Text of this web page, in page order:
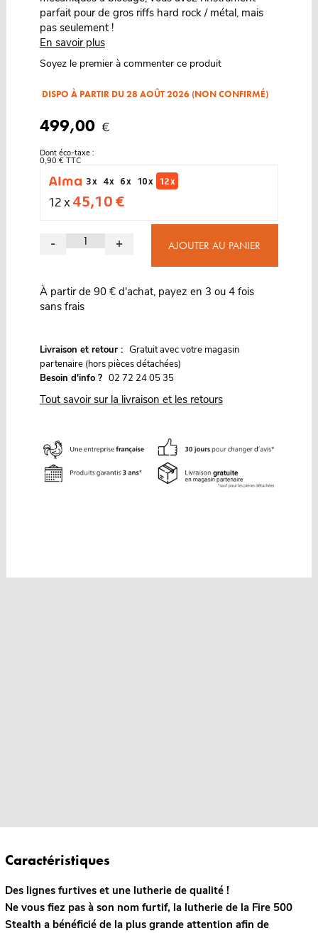
parfait pour de gros riffs hard rock / métal, mais
pas seulement !
En savoir plus
Soyez le premier à commenter ce produit
DISPO À PARTIR DU 28 AOÛT 2026 (NON CONFIRMÉ)
499,00 €
Dont éco-taxe :
0,90 € TTC
3 x
4 x 6 x 10 x 12 x
12 x 45,10 €
- + AJOUTER AU PANIER
À partir de 90 € d'achat, payez en 3 ou 4 fois
sans frais
Livraison et retour : Gratuit avec votre magasin
partenaire (hors pièces détachées)
Besoin d'info ? 02 72 24 05 35
Tout savoir sur la livraison et les retours
Caractéristiques
Des lignes furtives et une lutherie de qualité !
Ne vous fiez pas à son nom furtif, la lutherie de la Fire 500
Stealth a bénéficié de la plus grande attention afin de